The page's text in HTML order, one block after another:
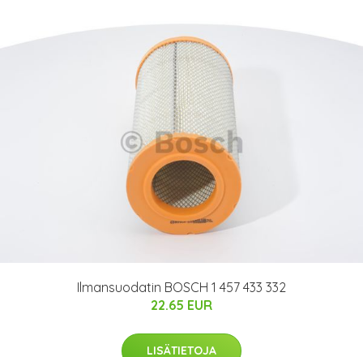
Ilmansuodatin BOSCH 1 457 433 332
22.65 EUR
LISÄTIETOJA